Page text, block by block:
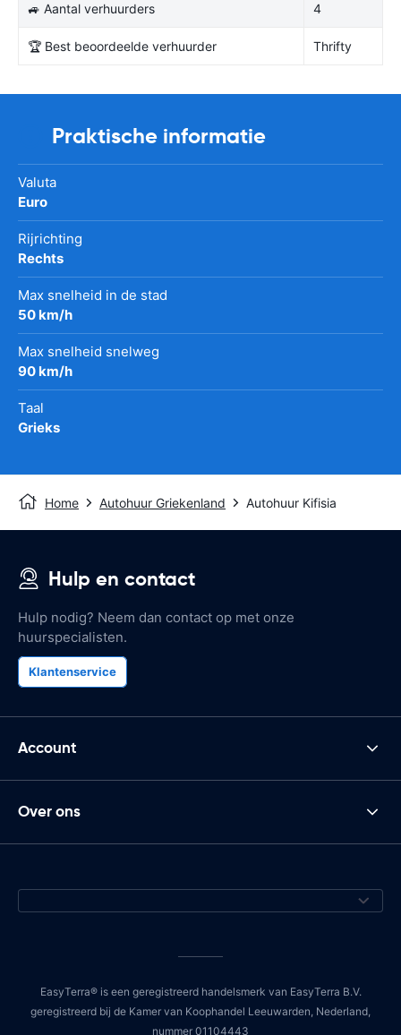
🚙 Aantal verhuurders 4
🏆 Best beoordeelde verhuurder Thrifty
Praktische informatie
Valuta
Euro
Rijrichting
Rechts
Max snelheid in de stad
50 km/h
Max snelheid snelweg
90 km/h
Taal
Grieks
Home Autohuur Griekenland Autohuur Kifisia
Hulp en contact
Hulp nodig? Neem dan contact op met onze
huurspecialisten.
Klantenservice
Account
Over ons
EasyTerra® is een geregistreerd handelsmerk van EasyTerra B.V.
geregistreerd bij de Kamer van Koophandel Leeuwarden, Nederland,
nummer 01104443